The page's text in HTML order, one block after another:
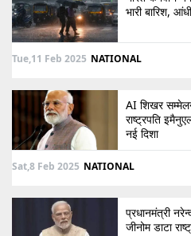
भारी बारिश,
Tue,11 Feb 2025 NATIONAL
AI शिखर
राष्ट्रपति
नई दिशा
Sat,8 Feb 2025 NATIONAL
प्रधानमंत्री
जीनोम डाटा